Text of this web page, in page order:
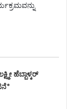
ಹೆಬ್ಬಾಳ್ಕರ್